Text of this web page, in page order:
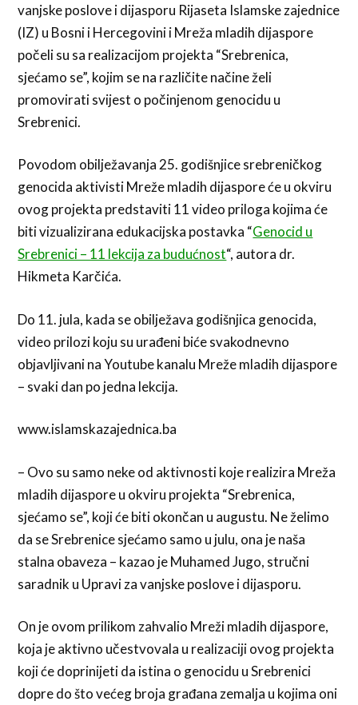
vanjske poslove i dijasporu Rijaseta Islamske zajednice
(IZ) u Bosni i Hercegovini i Mreža mladih dijaspore
počeli su sa realizacijom projekta “Srebrenica,
sjećamo se”, kojim se na različite načine želi
promovirati svijest o počinjenom genocidu u
Srebrenici.
Povodom obilježavanja 25. godišnjice srebreničkog
genocida aktivisti Mreže mladih dijaspore će u okviru
ovog projekta predstaviti 11 video priloga kojima će
biti vizualizirana edukacijska postavka “Genocid u
Srebrenici – 11 lekcija za budućnost“, autora dr.
Hikmeta Karčića.
Do 11. jula, kada se obilježava godišnjica genocida,
video prilozi koju su urađeni biće svakodnevno
objavljivani na Youtube kanalu Mreže mladih dijaspore
– svaki dan po jedna lekcija.
www.islamskazajednica.ba
– Ovo su samo neke od aktivnosti koje realizira Mreža
mladih dijaspore u okviru projekta “Srebrenica,
sjećamo se”, koji će biti okončan u augustu. Ne želimo
da se Srebrenice sjećamo samo u julu, ona je naša
stalna obaveza – kazao je Muhamed Jugo, stručni
saradnik u Upravi za vanjske poslove i dijasporu.
On je ovom prilikom zahvalio Mreži mladih dijaspore,
koja je aktivno učestvovala u realizaciji ovog projekta
koji će doprinijeti da istina o genocidu u Srebrenici
dopre do što većeg broja građana zemalja u kojima oni